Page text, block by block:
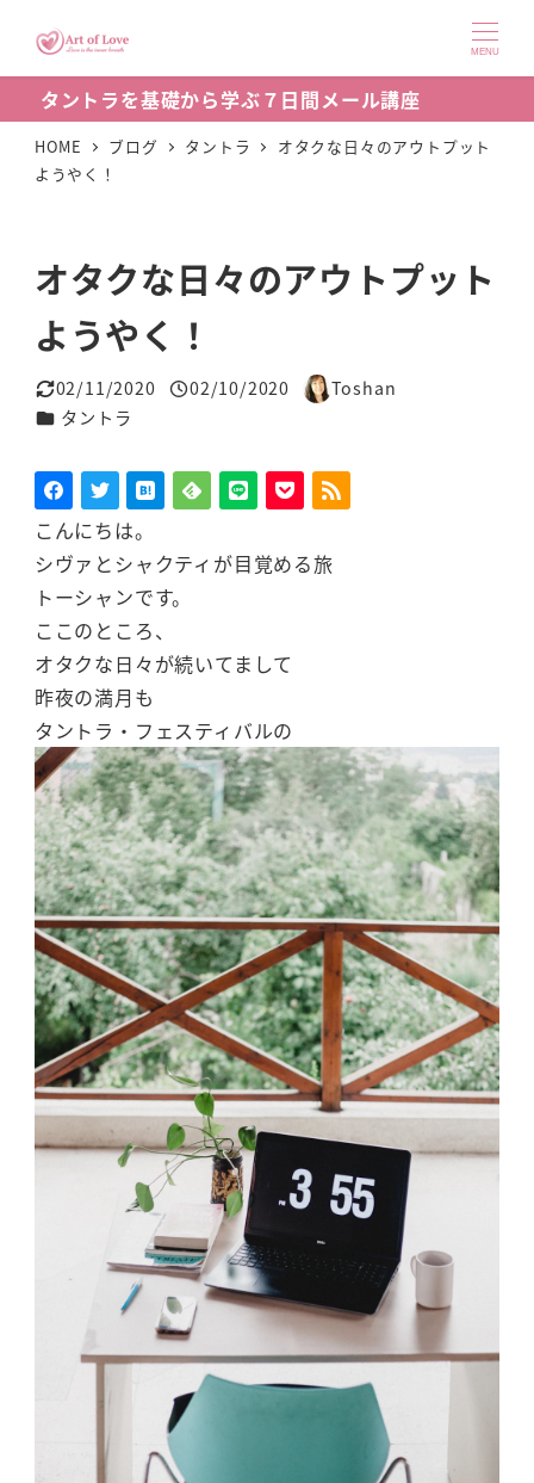
ン
コ
MENU
タントラを基礎から学ぶ７日間メール講座
HOME ブログ タントラ
オタクな日々のアウトプット
ようやく！
オタクな日々のアウトプット
ようやく！
更新日
02/11/2020
投稿日
02/10/2020
著
Toshan
カテゴリー
タントラ
こんにちは。
シヴァとシャクティが目覚める旅
トーシャンです。
ここのところ、
オタクな日々が続いてまして
昨夜の満月も
タントラ・フェスティバルの